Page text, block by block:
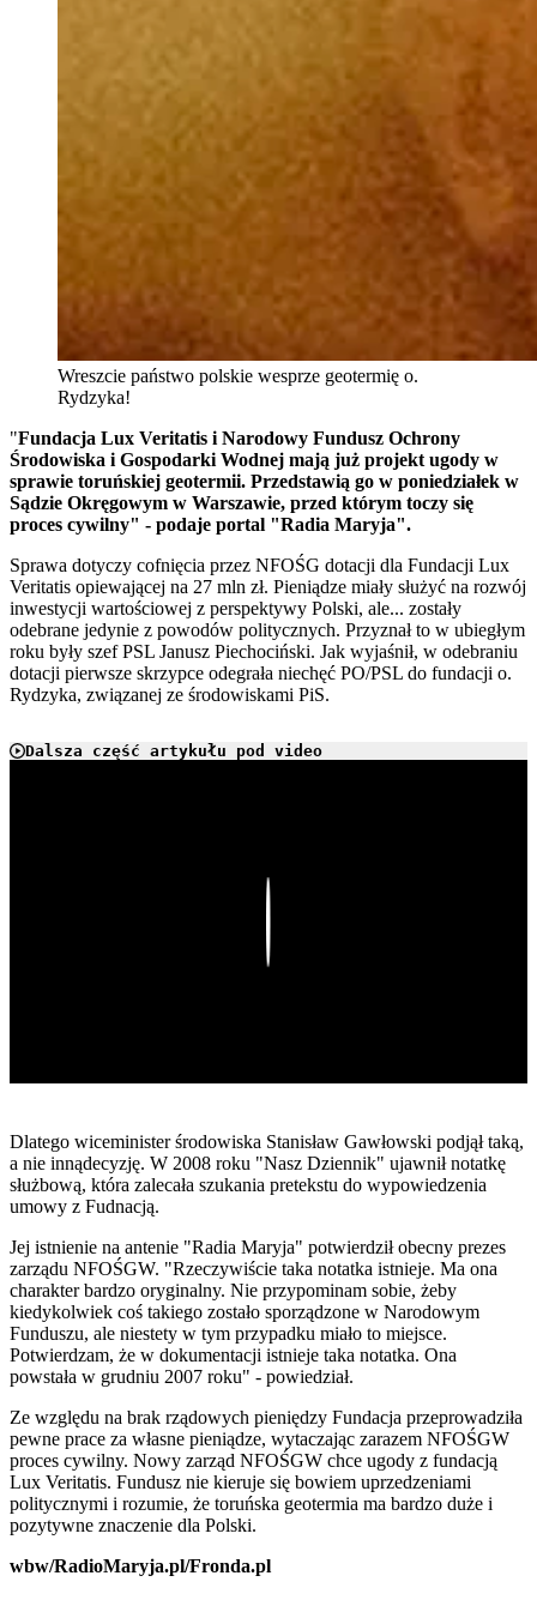
Wreszcie państwo polskie wesprze geotermię o.
Rydzyka!
"Fundacja Lux Veritatis i Narodowy Fundusz Ochrony
Środowiska i Gospodarki Wodnej mają już projekt ugody w
sprawie toruńskiej geotermii. Przedstawią go w poniedziałek w
Sądzie Okręgowym w Warszawie, przed którym toczy się
proces cywilny" - podaje portal "Radia Maryja".
Sprawa dotyczy cofnięcia przez NFOŚG dotacji dla Fundacji Lux
Veritatis opiewającej na 27 mln zł. Pieniądze miały służyć na rozwój
inwestycji wartościowej z perspektywy Polski, ale... zostały
odebrane jedynie z powodów politycznych. Przyznał to w ubiegłym
roku były szef PSL Janusz Piechociński. Jak wyjaśnił, w odebraniu
dotacji pierwsze skrzypce odegrała niechęć PO/PSL do fundacji o.
Rydzyka, związanej ze środowiskami PiS.
Dalsza część artykułu pod video
Dlatego wiceminister środowiska Stanisław Gawłowski podjął taką,
a nie innądecyzję. W 2008 roku "Nasz Dziennik" ujawnił notatkę
służbową, która zalecała szukania pretekstu do wypowiedzenia
umowy z Fudnacją.
Jej istnienie na antenie "Radia Maryja" potwierdził obecny prezes
zarządu NFOŚGW. "Rzeczywiście taka notatka istnieje. Ma ona
charakter bardzo oryginalny. Nie przypominam sobie, żeby
kiedykolwiek coś takiego zostało sporządzone w Narodowym
Funduszu, ale niestety w tym przypadku miało to miejsce.
Potwierdzam, że w dokumentacji istnieje taka notatka. Ona
powstała w grudniu 2007 roku" - powiedział.
Ze względu na brak rządowych pieniędzy Fundacja przeprowadziła
pewne prace za własne pieniądze, wytaczając zarazem NFOŚGW
proces cywilny. Nowy zarząd NFOŚGW chce ugody z fundacją
Lux Veritatis. Fundusz nie kieruje się bowiem uprzedzeniami
politycznymi i rozumie, że toruńska geotermia ma bardzo duże i
pozytywne znaczenie dla Polski.
wbw/RadioMaryja.pl/Fronda.pl